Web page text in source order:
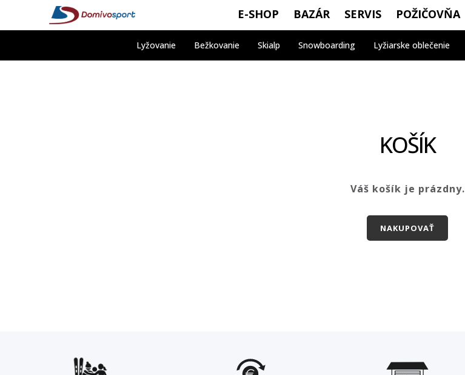
E-SHOP BAZÁR SERVIS POŽIČOVŇA
Lyžovanie Bežkovanie Skialp Snowboarding Lyžiarske oblečenie
KOŠÍK
Váš košík je prázdny.
NAKUPOVAŤ